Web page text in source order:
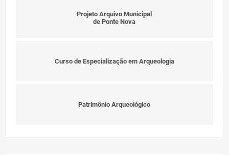
Projeto Arquivo Municipal
de Ponte Nova
Curso de Especialização em Arqueologia
Patrimônio Arqueológico